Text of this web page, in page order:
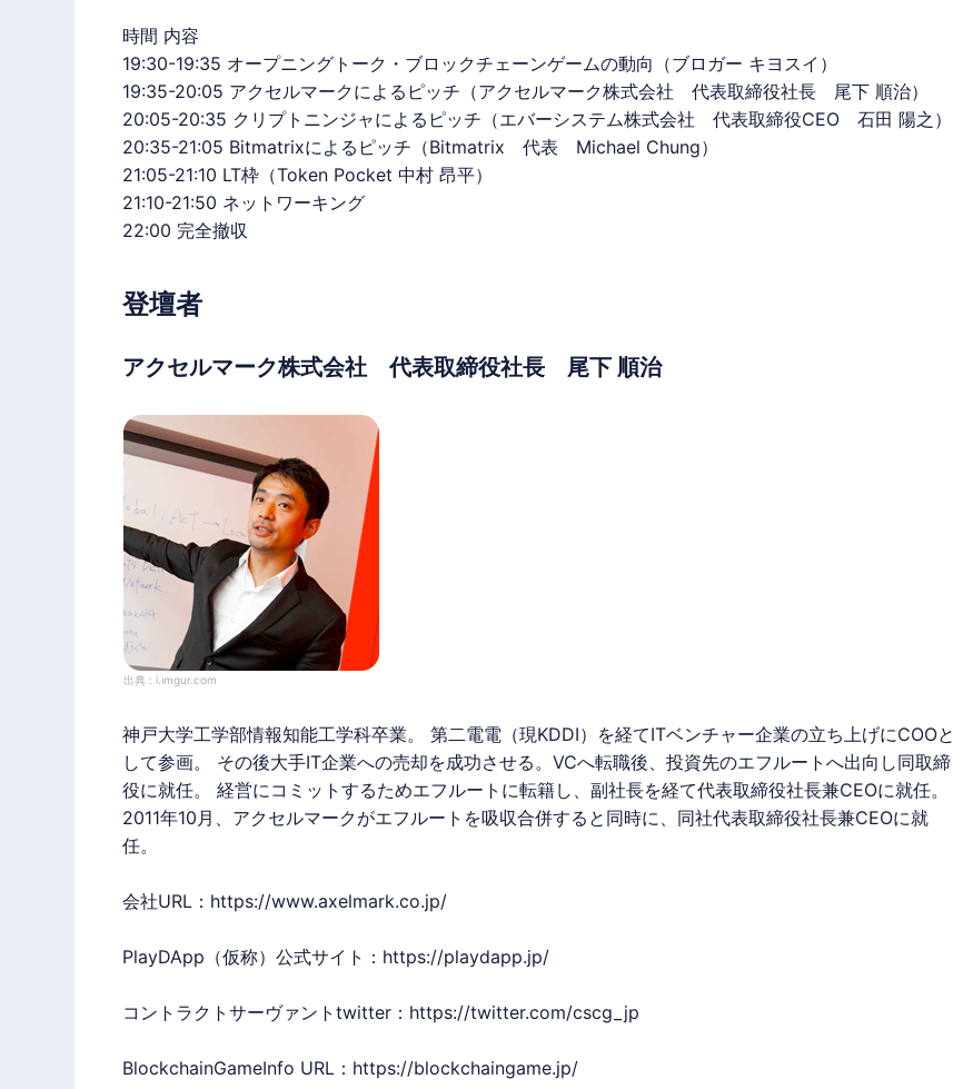
時間 内容
19:30-19:35 オープニングトーク・ブロックチェーンゲームの動向（ブロガー キヨスイ）
19:35-20:05 アクセルマークによるピッチ（アクセルマーク株式会社 代表取締役社長 尾下 順治）
20:05-20:35 クリプトニンジャによるピッチ（エバーシステム株式会社 代表取締役CEO 石田 陽之）
20:35-21:05 Bitmatrixによるピッチ（Bitmatrix 代表 Michael Chung）
21:05-21:10 LT枠（Token Pocket 中村 昂平）
21:10-21:50 ネットワーキング
22:00 完全撤収
登壇者
アクセルマーク株式会社 代表取締役社長 尾下 順治
出典 : i.imgur.com
神戸大学工学部情報知能工学科卒業。 第二電電（現KDDI）を経てITベンチャー企業の立ち上げにCOOと
して参画。 その後大手IT企業への売却を成功させる。VCへ転職後、投資先のエフルートへ出向し同取締
役に就任。 経営にコミットするためエフルートに転籍し、副社長を経て代表取締役社長兼CEOに就任。
2011年10月、 アクセルマークがエフルートを吸収合併すると同時に、同社代表取締役社長兼CEOに就
任。
会社URL： https://www.axelmark.co.jp/
PlayDApp（仮称）公式サイト： https://playdapp.jp/
コントラクトサーヴァントtwitter： https://twitter.com/cscg_jp
BlockchainGameInfo URL： https://blockchaingame.jp/